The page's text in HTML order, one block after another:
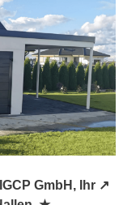
GmbH, Ihr ↗️